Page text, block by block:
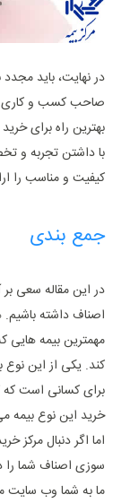
در نهایت، باید
صاحب کسب و کاری
بهترین راه برای
با داشتن تجربه و
کیفیت و مناسب را
جمع بندی
در این مقاله سعی
اصناف داشته
مهمترین بیمه هایی
کند. یکی از این نوع
برای کسانی است که
خرید این نوع بیمه
اما اگر دنبال مرکز
سوزی اصناف شما را
ما به شما وب سایت